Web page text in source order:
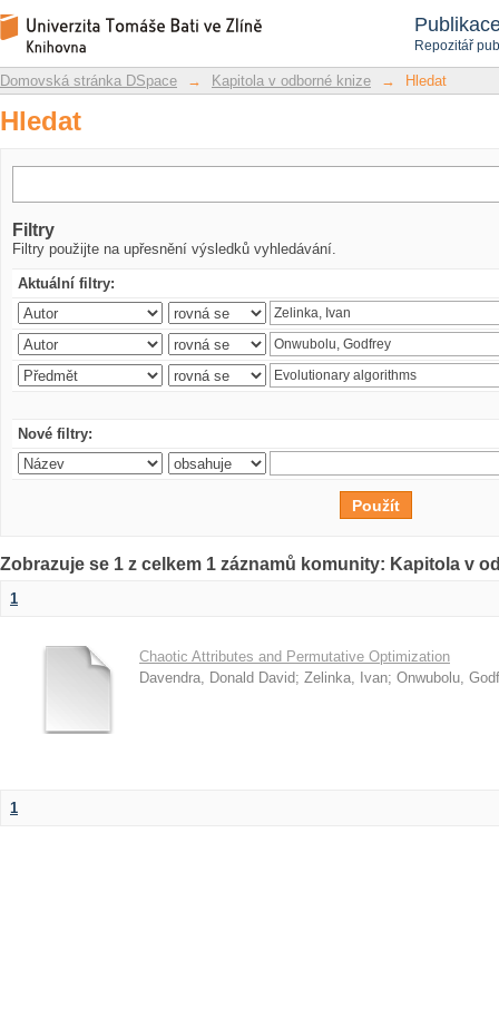
Repozitář
Hledat
Repozitář DSpace/Manakin
Domovská stránka DSpace → Kapitola v odborné knize → Hledat
Hledat
Filtry
Filtry použijte na upřesnění výsledků vyhledávání.
Aktuální filtry:
Nové filtry:
Zobrazuje se 1 z celkem 1 záznamů komunity: Kapitola v
1
Chaotic Attributes and Permutative Optimization
Davendra, Donald David; Zelinka, Ivan; Onwubolu,
1